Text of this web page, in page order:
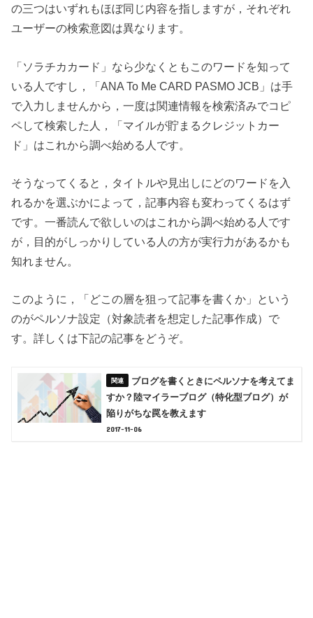
の三つはいずれもほぼ同じ内容を指しますが，それぞれ
ユーザーの検索意図は異なります。
「ソラチカカード」なら少なくともこのワードを知って
いる人ですし，「ANA To Me CARD PASMO JCB」は手
で入力しませんから，一度は関連情報を検索済みでコピ
ペして検索した人，「マイルが貯まるクレジットカー
ド」はこれから調べ始める人です。
そうなってくると，タイトルや見出しにどのワードを入
れるかを選ぶかによって，記事内容も変わってくるはず
です。一番読んで欲しいのはこれから調べ始める人です
が，目的がしっかりしている人の方が実行力があるかも
知れません。
このように，「どこの層を狙って記事を書くか」という
のがペルソナ設定（対象読者を想定した記事作成）で
す。詳しくは下記の記事をどうぞ。
ブログを書くときにペルソナを考えてま
すか？陸マイラーブログ（特化型ブログ）が
陥りがちな罠を教えます
2017-11-06